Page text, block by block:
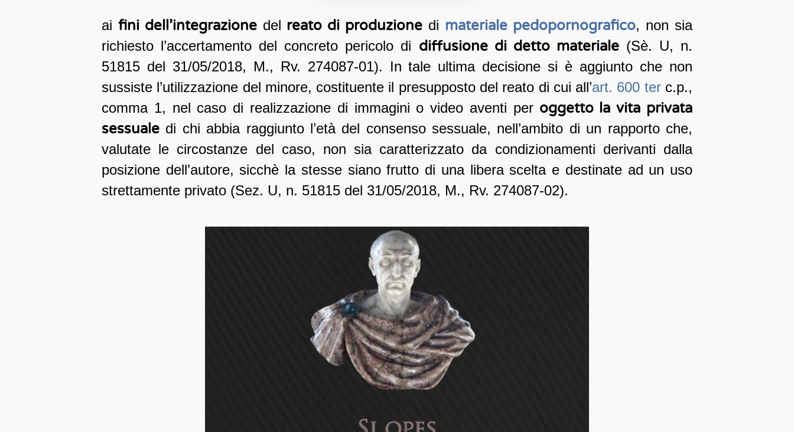
ai fini dell’integrazione del reato di produzione di materiale pedopornografico, non sia
richiesto l’accertamento del concreto pericolo di diffusione di detto materiale(Sè. U, n.
51815 del 31/05/2018, M., Rv. 274087-01). In tale ultima decisione si è aggiunto che non
sussiste l’utilizzazione del minore, costituente il presupposto del reato di cui all’art. 600 terc.p.,
comma 1, nel caso di realizzazione di immagini o video aventi peroggetto la vita privata
sessuale di chi abbia raggiunto l’età del consenso sessuale, nell’ambito di un rapporto che,
valutate le circostanze del caso, non sia caratterizzato da condizionamenti derivanti dalla
posizione dell’autore, sicchè la stesse siano frutto di una libera scelta e destinate ad un uso
strettamente privato (Sez. U, n. 51815 del 31/05/2018, M., Rv. 274087-02).